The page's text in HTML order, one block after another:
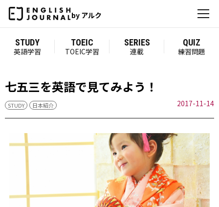
by アルク
STUDY
英語学習
TOEIC
TOEIC学習
SERIES
連載
QUIZ
練習問題
七五三を英語で見てみよう！
STUDY 日本紹介 2017-11-14